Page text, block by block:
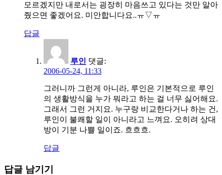
모르겠지만 내로서는 굉장히 마음쓰고 있다는 것만 알아
줬으면 좋겠어요. 미안합니다요..ㅠ▽ㅠ
답글
루인 댓글:
2006-05-24, 11:33
그러니까 그런게 아니라, 루인은 기본적으로 루인
의 생활방식을 누가 뭐라고 하는 걸 너무 싫어해요.
그래서 그런 거지요. 누구랑 비교한다거나 하는 건,
루인이 불쾌할 일이 아니라고 느껴요. 오히려 상대
방이 기분 나쁠 일이죠. 흐흐흐.
답글
답글 남기기